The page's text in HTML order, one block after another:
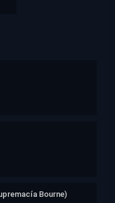
Bourne)